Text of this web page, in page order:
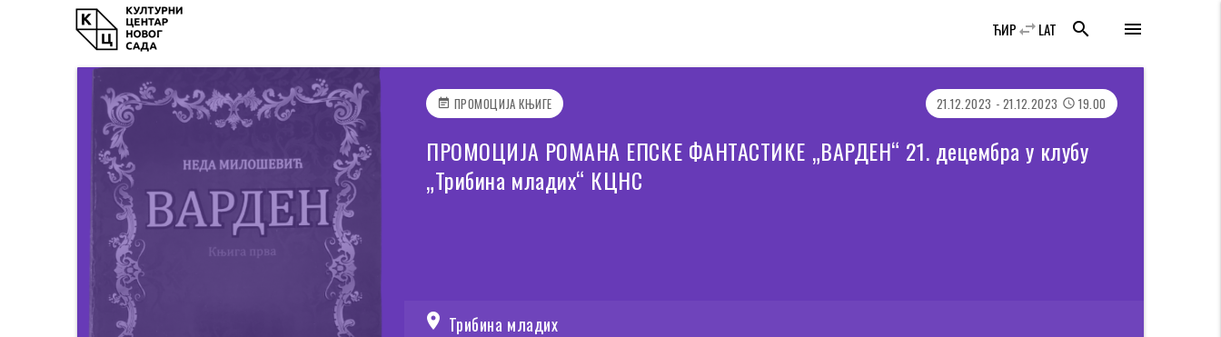
menu
search
LAT
swap_horiz
ЋИР
event_note ПРОМОЦИЈА КЊИГЕ 21.12.2023 - 21.12.2023 access_time 19.00
ПРОМОЦИЈА РОМАНА ЕПСКЕ ФАНТАСТИКЕ „ВАРДЕН“ 21. децембра у клубу
„Трибина младих“ КЦНС
location_on Трибина младих